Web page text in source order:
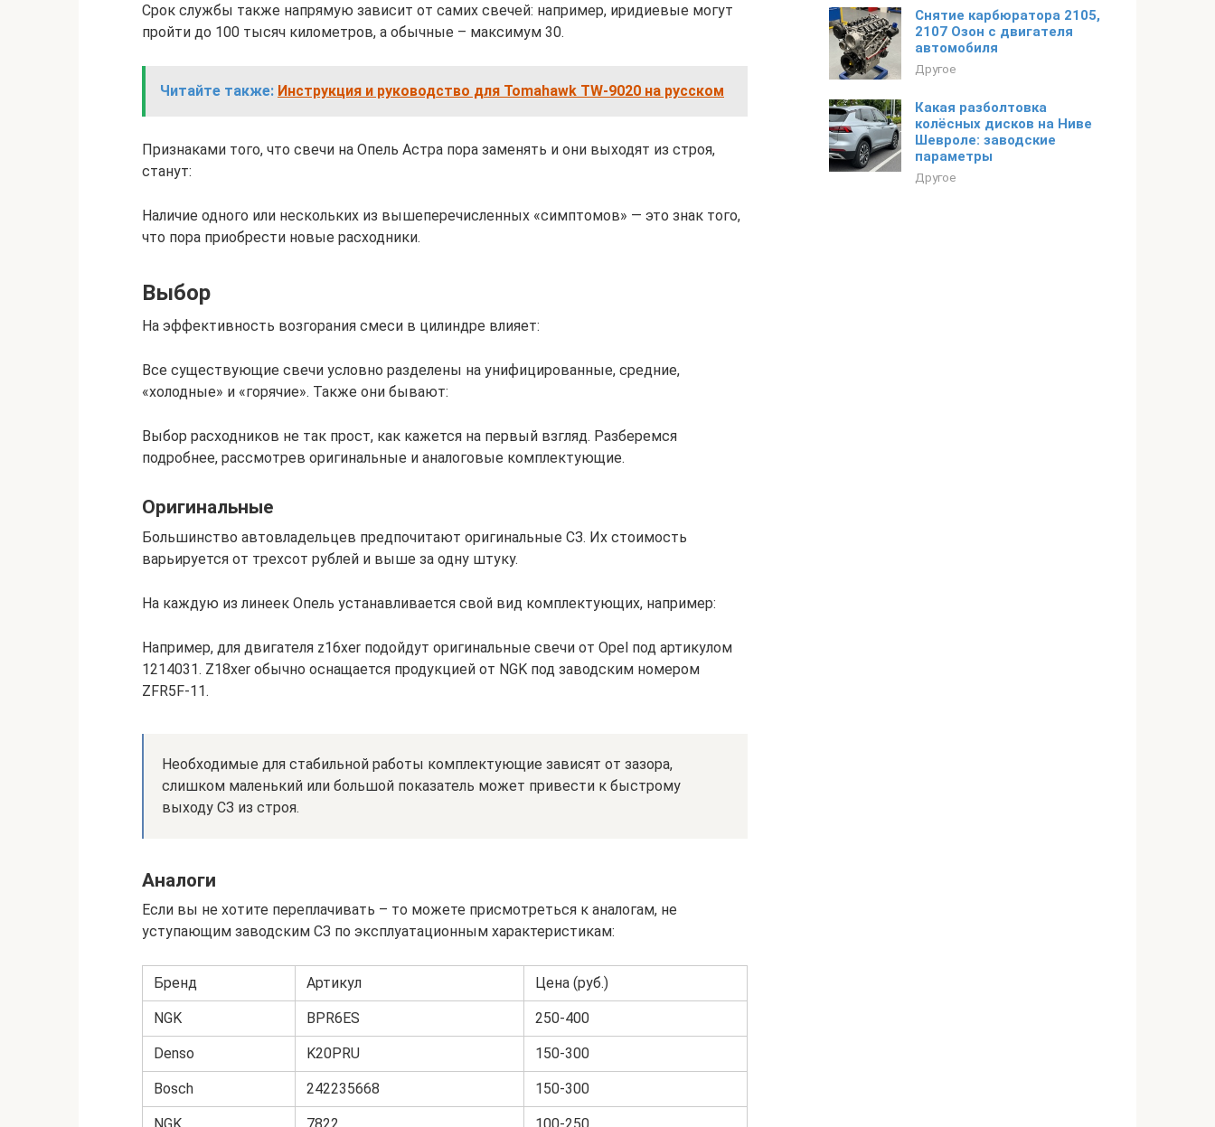
Срок службы также напрямую зависит от самих свечей: например, иридиевые могут
пройти до 100 тысяч километров, а обычные – максимум 30.
Читайте также: Инструкция и руководство для Tomahawk TW-9020 на русском
Признаками того, что свечи на Опель Астра пора заменять и они выходят из строя,
станут:
Наличие одного или нескольких из вышеперечисленных «симптомов» — это знак того,
что пора приобрести новые расходники.
Выбор
На эффективность возгорания смеси в цилиндре влияет:
Все существующие свечи условно разделены на унифицированные, средние,
«холодные» и «горячие». Также они бывают:
Выбор расходников не так прост, как кажется на первый взгляд. Разберемся
подробнее, рассмотрев оригинальные и аналоговые комплектующие.
Оригинальные
Большинство автовладельцев предпочитают оригинальные СЗ. Их стоимость
варьируется от трехсот рублей и выше за одну штуку.
На каждую из линеек Опель устанавливается свой вид комплектующих, например:
Например, для двигателя z16xer подойдут оригинальные свечи от Opel под артикулом
1214031. Z18xer обычно оснащается продукцией от NGK под заводским номером
ZFR5F-11.
Необходимые для стабильной работы комплектующие зависят от зазора,
слишком маленький или большой показатель может привести к быстрому
выходу СЗ из строя.
Аналоги
Если вы не хотите переплачивать – то можете присмотреться к аналогам, не
уступающим заводским СЗ по эксплуатационным характеристикам:
Бренд Артикул Цена (руб.)
NGK BPR6ES 250-400
Denso K20PRU 150-300
Bosch 242235668 150-300
Снятие карбюратора 2105,
2107 Озон с двигателя
автомобиля
Другое
Какая разболтовка
колёсных дисков на Ниве
Шевроле: заводские
параметры
Другое